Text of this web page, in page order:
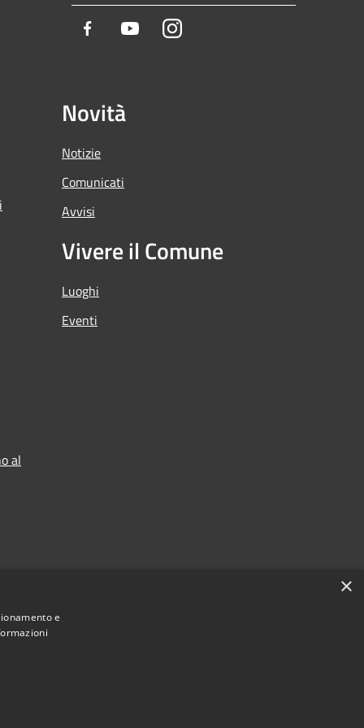
Facebook YoutubeInstagram
Novità
Notizie
Comunicati
Avvisi
Vivere il Comune
Luoghi
Eventi
al
×
e